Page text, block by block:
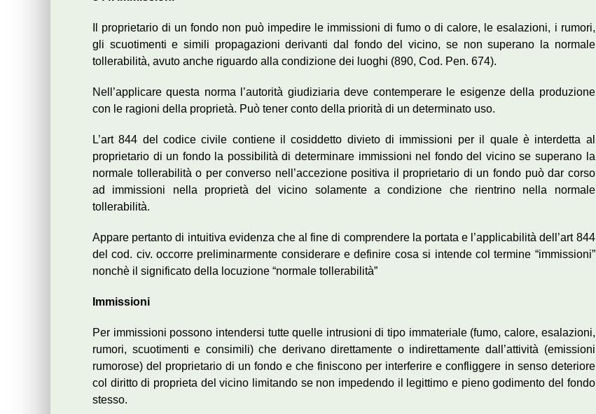
Il proprietario di un fondo non può impedire le immissioni di fumo o di calore, le esalazioni, i rumori,
gli scuotimenti e simili propagazioni derivanti dal fondo del vicino, se non superano la normale
tollerabilità, avuto anche riguardo alla condizione dei luoghi (890, Cod. Pen. 674).
Nell’applicare questa norma l’autorità giudiziaria deve contemperare le esigenze della produzione
con le ragioni della proprietà. Può tener conto della priorità di un determinato uso.
L’art 844 del codice civile contiene il cosiddetto divieto di immissioni per il quale è interdetta al
proprietario di un fondo la possibilità di determinare immissioni nel fondo del vicino se superano la
normale tollerabilità o per converso nell’accezione positiva il proprietario di un fondo può dar corso
ad immissioni nella proprietà del vicino solamente a condizione che rientrino nella normale
tollerabilità.
Appare pertanto di intuitiva evidenza che al fine di comprendere la portata e l’applicabilità dell’art 844
del cod. civ. occorre preliminarmente considerare e definire cosa si intende col termine “immissioni”
nonchè il significato della locuzione “normale tollerabilità”
Immissioni
Per immissioni possono intendersi tutte quelle intrusioni di tipo immateriale (fumo, calore, esalazioni,
rumori, scuotimenti e consimili) che derivano direttamente o indirettamente dall’attività (emissioni
rumorose) del proprietario di un fondo e che finiscono per interferire e confliggere in senso deteriore
col diritto di proprieta del vicino limitando se non impedendo il legittimo e pieno godimento del fondo
stesso.